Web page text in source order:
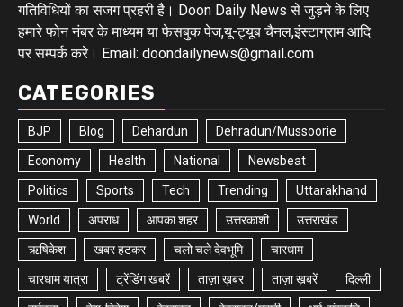
गतिविधियों का सजग प्रहरी है। Doon Daily News से जुड़ने के लिए
हमारे फोन नंबर के माध्यम या फेसबुक पेज,यू-ट्यूब चैनल,इंस्टाग्राम आदि
पर सम्पर्क करे। Email: doondailynews@gmail.com
CATEGORIES
BJP Blog Dehardun Dehradun/Mussoorie
Economy Health National Newsbeat
Politics Sports Tech Trending Uttarakhand
World अपराध आपका शहर उत्तरकाशी उत्तराखंड
ऋषिकेश खबर हटकर चलो चले देवभूमि चारधाम
चारधाम यात्रा ट्रेंडिंग खबरें ताज़ा ख़बर ताज़ा ख़बरें दिल्ली